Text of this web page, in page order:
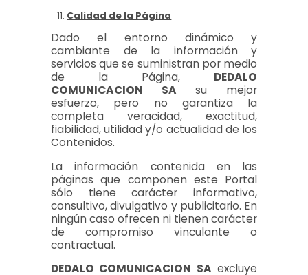
Calidad de la Página
Dado el entorno dinámico y
cambiante de la información y
servicios que se suministran por medio
de la Página, DEDALO
COMUNICACION SA su mejor
esfuerzo, pero no garantiza la
completa veracidad, exactitud,
fiabilidad, utilidad y/o actualidad de los
Contenidos.
La información contenida en las
páginas que componen este Portal
sólo tiene carácter informativo,
consultivo, divulgativo y publicitario. En
ningún caso ofrecen ni tienen carácter
de compromiso vinculante o
contractual.
DEDALO COMUNICACION SA excluye